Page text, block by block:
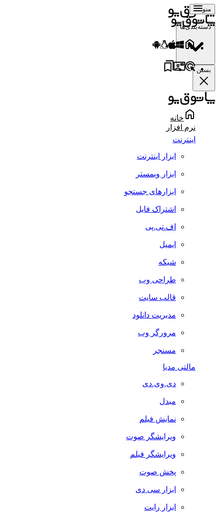
منو
دسته‌بندی‌ها
بستن
خانه
نرم افزار
اینترنت
ابزار اینترنت
ابزار وبمستر
ابزارهای جستجو
اشتراک فایل
اف.تی.پی
ایمیل
شبکه
طراحی وب
قالب سایت
مدیریت دانلود
مرورگر وب
مسنجر
مالتی مدیا
دی.وی.دی
مبدل
نمایش فیلم
ویرایشگر صوت
ویرایشگر فیلم
پخش صوت
ابزار سی دی
ابزار رایت